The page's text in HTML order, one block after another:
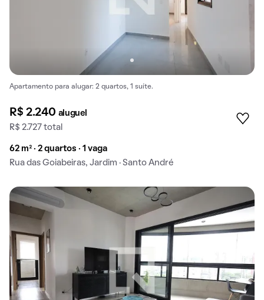
Apartamento para alugar: 2 quartos, 1 suíte.
R$ 2.240 aluguel
R$ 2.727 total
62 m² · 2 quartos · 1 vaga
Rua das Goiabeiras, Jardim · Santo André